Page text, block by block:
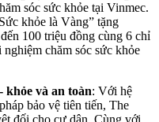
sóc sức khỏe tại Vinmec.
khỏe là Vàng” tặng
100 triệu đồng cùng 6 chỉ
chăm sóc sức khỏe
khỏe và an toàn: Với hệ
bảo vệ tiên tiến, The
đối cho cư dân. Cùng với